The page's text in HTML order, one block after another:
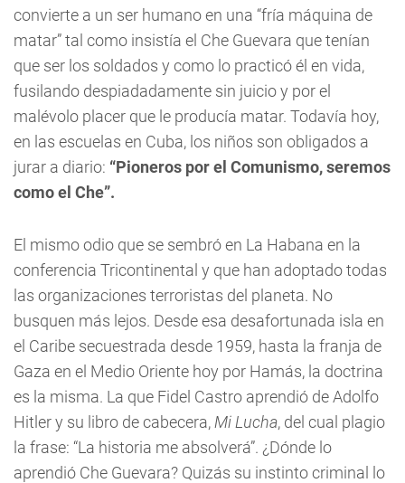
convierte a un ser humano en una “fría máquina de
matar” tal como insistía el Che Guevara que tenían
que ser los soldados y como lo practicó él en vida,
fusilando despiadadamente sin juicio y por el
malévolo placer que le producía matar. Todavía hoy,
en las escuelas en Cuba, los niños son obligados a
jurar a diario: “Pioneros por el Comunismo, seremos
como el Che”.
El mismo odio que se sembró en La Habana en la
conferencia Tricontinental y que han adoptado todas
las organizaciones terroristas del planeta. No
busquen más lejos. Desde esa desafortunada isla en
el Caribe secuestrada desde 1959, hasta la franja de
Gaza en el Medio Oriente hoy por Hamás, la doctrina
es la misma. La que Fidel Castro aprendió de Adolfo
Hitler y su libro de cabecera, Mi Lucha, del cual plagio
la frase: “La historia me absolverá”. ¿Dónde lo
aprendió Che Guevara? Quizás su instinto criminal lo